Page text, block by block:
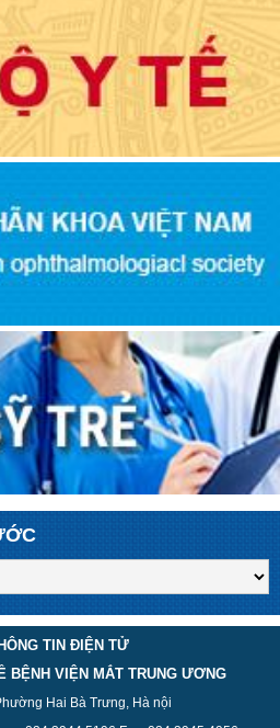
TIN ĐIỆN TỬ
BỆNH VIỆN MẮT TRUNG ƯƠNG
Hai Bà Trưng, Hà nội